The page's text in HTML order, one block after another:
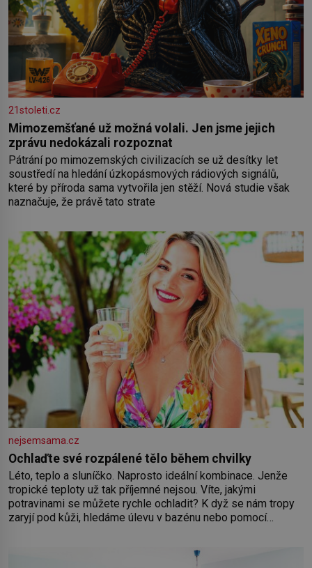
21stoleti.cz
Mimozemšťané už možná volali. Jen jsme jejich
zprávu nedokázali rozpoznat
Pátrání po mimozemských civilizacích se už desítky let
soustředí na hledání úzkopásmových rádiových signálů,
které by příroda sama vytvořila jen stěží. Nová studie však
naznačuje, že právě tato strate
nejsemsama.cz
Ochlaďte své rozpálené tělo během chvilky
Léto, teplo a sluníčko. Naprosto ideální kombinace. Jenže
tropické teploty už tak příjemné nejsou. Víte, jakými
potravinami se můžete rychle ochladit? K dyž se nám tropy
zaryjí pod kůži, hledáme úlevu v bazénu nebo pomocí